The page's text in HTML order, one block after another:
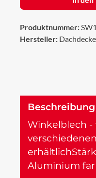
Produktnummer:
Hersteller:
Beschreibung
Winkelblech -
Aluminium